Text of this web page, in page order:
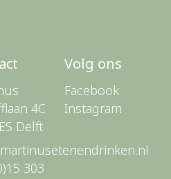
4C
Delft
303
Volg ons
Facebook
Instagram